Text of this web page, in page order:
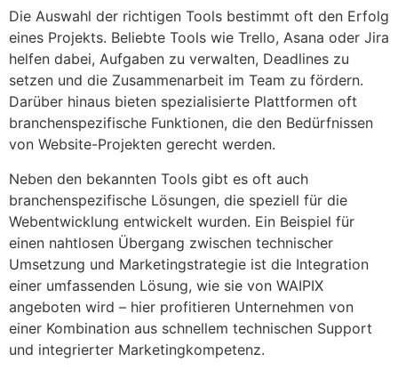
Die Auswahl der richtigen Tools bestimmt oft den Erfolg
eines Projekts. Beliebte Tools wie Trello, Asana oder Jira
helfen dabei, Aufgaben zu verwalten, Deadlines zu
setzen und die Zusammenarbeit im Team zu fördern.
Darüber hinaus bieten spezialisierte Plattformen oft
branchenspezifische Funktionen, die den Bedürfnissen
von Website-Projekten gerecht werden.
Neben den bekannten Tools gibt es oft auch
branchenspezifische Lösungen, die speziell für die
Webentwicklung entwickelt wurden. Ein Beispiel für
einen nahtlosen Übergang zwischen technischer
Umsetzung und Marketingstrategie ist die Integration
einer umfassenden Lösung, wie sie von WAIPIX
angeboten wird – hier profitieren Unternehmen von
einer Kombination aus schnellem technischen Support
und integrierter Marketingkompetenz.